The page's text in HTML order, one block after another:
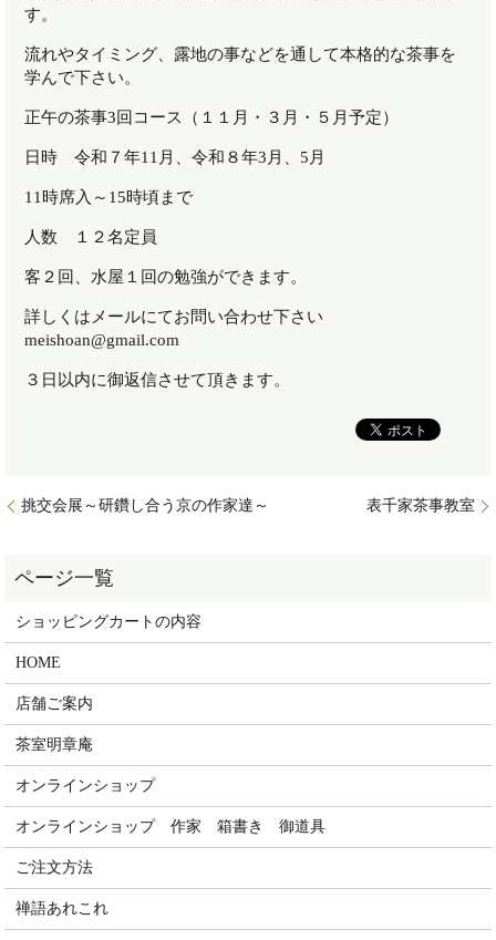
す。
流れやタイミング、露地の事などを通して本格的な茶事を
学んで下さい。
正午の茶事3回コース（１１月・３月・５月予定）
日時 令和７年11 月、令和８年3 月、5 月
11時席入～ 15時頃まで
人数 １２名定員
客２回、水屋１回の勉強ができます。
詳しくはメールにてお問い合わせ下さい
meishoan@gmail.com
３日以内に御返信させて頂きます。
挑交会展～研鑽し合う京の作家達～ 表千家茶事教室
ショッピングカートの内容
HOME
店舗ご案内
茶室明章庵
オンラインショップ
オンラインショップ 作家 箱書き 御道具
ご注文方法
禅語あれこれ